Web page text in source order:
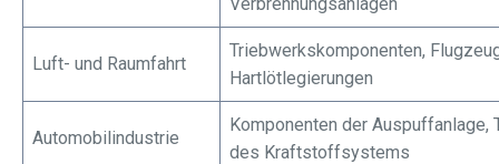
Luft- und Raumfahrt
Triebwerkskomponenten,
Hartlötlegierungen
Automobilindustrie
Komponenten der Auspuffanlage,
des Kraftstoffsystems